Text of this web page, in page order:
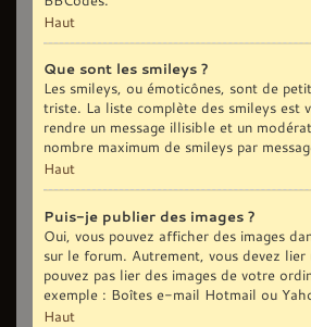
Haut
Que sont les smileys ?
Les smileys, ou émoticônes, sont de
triste. La liste complète des smileys est
rendre un message illisible et un
nombre maximum de smileys par
Haut
Puis-je publier des images ?
Oui, vous pouvez afficher des images
sur le forum. Autrement, vous devez
pouvez pas lier des images de votre
exemple : Boîtes e-mail Hotmail ou
Haut